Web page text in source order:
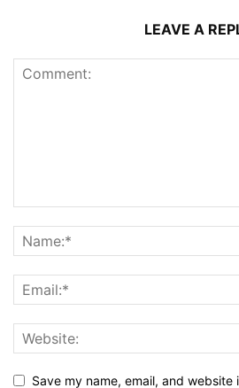
LEAVE A
Save my name, email, and